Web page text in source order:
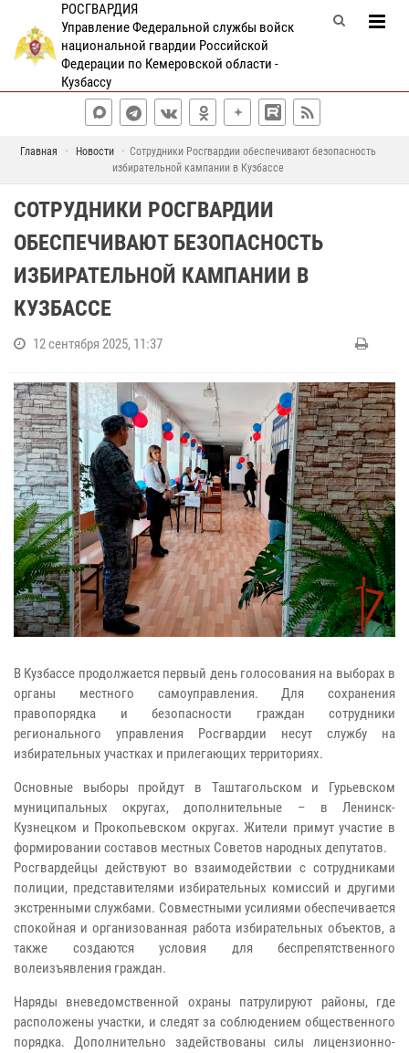
РОСГВАРДИЯ
Управление Федеральной службы войск
национальной гвардии Российской
Федерации по Кемеровской области -
Кузбассу
Главная Новости
Сотрудники Росгвардии обеспечивают безопасность
избирательной кампании в Кузбассе
СОТРУДНИКИ РОСГВАРДИИ
ОБЕСПЕЧИВАЮТ БЕЗОПАСНОСТЬ
ИЗБИРАТЕЛЬНОЙ КАМПАНИИ В
КУЗБАССЕ
12 сентября 2025, 11:37
В Кузбассе продолжается первый день голосования на выборах в
органы местного самоуправления. Для сохранения
правопорядка и безопасности граждан сотрудники
регионального управления Росгвардии несут службу на
избирательных участках и прилегающих территориях.
Основные выборы пройдут в Таштагольском и Гурьевском
муниципальных округах, дополнительные – в Ленинск-
Кузнецком и Прокопьевском округах. Жители примут участие в
формировании составов местных Советов народных депутатов.
Росгвардейцы действуют во взаимодействии с сотрудниками
полиции, представителями избирательных комиссий и другими
экстренными службами. Совместными усилиями обеспечивается
спокойная и организованная работа избирательных объектов, а
также создаются условия для беспрепятственного
волеизъявления граждан.
Наряды вневедомственной охраны патрулируют районы, где
расположены участки, и следят за соблюдением общественного
порядка. Дополнительно задействованы силы лицензионно-